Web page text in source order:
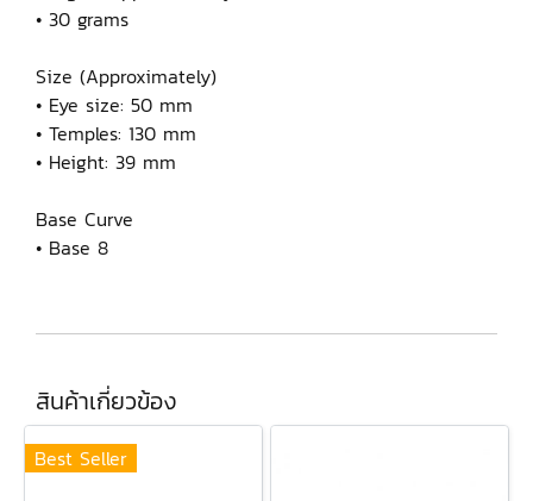
• 30 grams
Size (Approximately)
• Eye size: 50 mm
• Temples: 130 mm
• Height: 39 mm
Base Curve
• Base 8
สินค้าเกี่ยวข้อง
Best Seller